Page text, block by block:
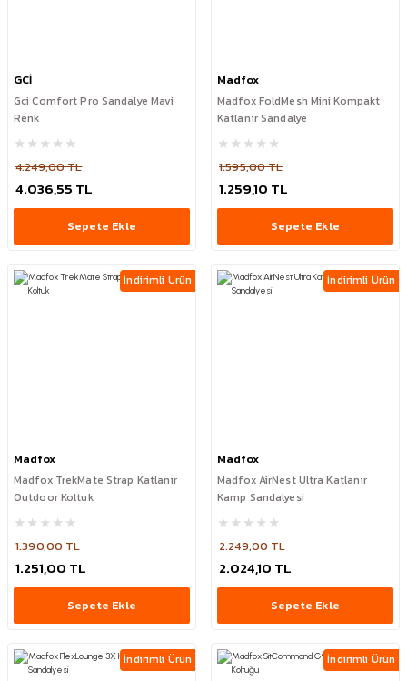
GCİ
Gci Comfort Pro Sandalye Mavi
Renk
4.249,00 TL
4.036,55 TL
Sepete Ekle
Madfox
Madfox FoldMesh Mini Kompakt
Katlanır Sandalye
1.595,00 TL
1.259,10 TL
Sepete Ekle
İndirimli Ürün
Madfox
Madfox TrekMate Strap Katlanır
Outdoor Koltuk
1.390,00 TL
1.251,00 TL
Sepete Ekle
İndirimli Ürün
Madfox
Madfox AirNest Ultra Katlanır
Kamp Sandalyesi
2.249,00 TL
2.024,10 TL
Sepete Ekle
İndirimli Ürün İndirimli Ürün